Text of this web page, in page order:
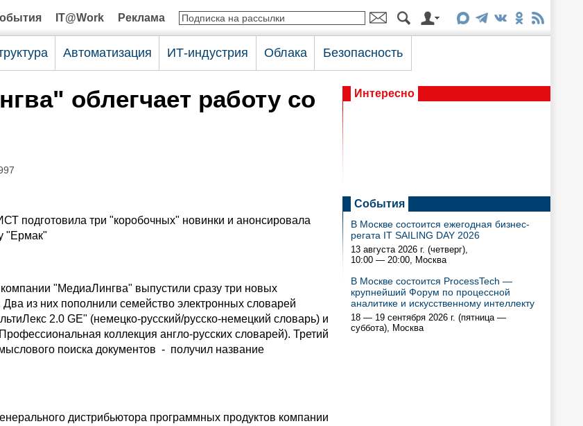
IT@Work Реклама
Автоматизация ИТ-индустрия Облака Безопасность
облегчает работу со
подготовила три "коробочных" новинки и анонсировала
"Ермак"
"МедиаЛингва" выпустили сразу три новых
из них пополнили семейство электронных словарей
2.0 GE" (немецко-русский/русско-немецкий словарь) и
коллекция англо-русских словарей). Третий
поиска документов - получил название
дистрибьютора программных продуктов компании
Интересно
События
В Москве состоится ежегодная бизнес-
регата IT SAILING DAY 2026
13 августа 2026 г. (четверг),
10:00 — 20:00, Москва
В Москве состоится ProcessTech —
крупнейший Форум по процессной
аналитике и искусственному интеллекту
18 — 19 сентября 2026 г. (пятница —
суббота), Москва